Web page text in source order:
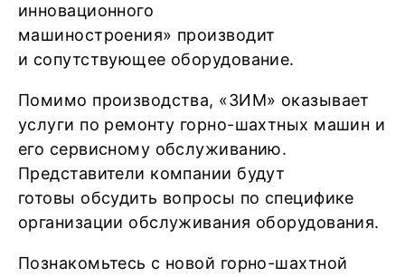
инновационного
машиностроения» производит
и сопутствующее оборудование.
Помимо производства, «ЗИМ» оказывает
услуги по ремонту горно-шахтных машин и
его сервисному обслуживанию.
Представители компании будут
готовы обсудить вопросы по специфике
организации обслуживания оборудования.
Познакомьтесь с новой горно-шахтной